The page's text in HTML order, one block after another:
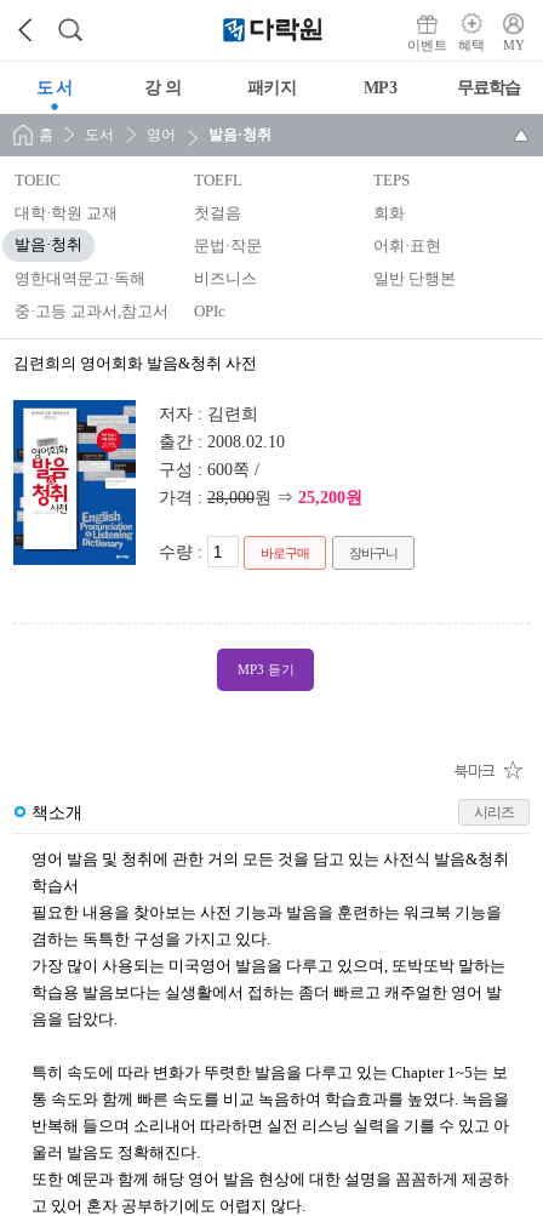
이벤트 혜택 MY
도 서 강 의 패키지 MP3 무료학습
홈 도서 영어 발음·청취
TOEIC TOEFL
TEPS
대학·학원 교재
첫걸음 회화
발음·청취 문법·작문
어휘·표현
영한대역문고·독해
비즈니스
일반 단행본
중·고등 교과서,참고서
OPIc
김련희의 영어회화 발음&청취 사전
저자 : 김련희
출간 : 2008.02.10
구성 : 600쪽 /
가격 : 28,000원 ⇒ 25,200원
수량 : 바로구매 장바구니
MP3 듣기
책소개 시리즈
영어 발음 및 청취에 관한 거의 모든 것을 담고 있는 사전식 발음&청취
학습서
필요한 내용을 찾아보는 사전 기능과 발음을 훈련하는 워크북 기능을
겸하는 독특한 구성을 가지고 있다.
가장 많이 사용되는 미국영어 발음을 다루고 있으며, 또박또박 말하는
학습용 발음보다는 실생활에서 접하는 좀더 빠르고 캐주얼한 영어 발
음을 담았다.
특히 속도에 따라 변화가 뚜렷한 발음을 다루고 있는 Chapter 1~5는 보
통 속도와 함께 빠른 속도를 비교 녹음하여 학습효과를 높였다. 녹음을
반복해 들으며 소리내어 따라하면 실전 리스닝 실력을 기를 수 있고 아
울러 발음도 정확해진다.
또한 예문과 함께 해당 영어 발음 현상에 대한 설명을 꼼꼼하게 제공하
고 있어 혼자 공부하기에도 어렵지 않다.